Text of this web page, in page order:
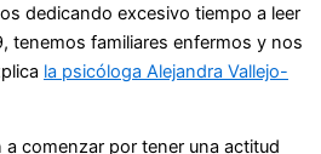
dedicando excesivo tiempo a leer
tenemos familiares enfermos y nos
la psicóloga Alejandra Vallejo-
comenzar por tener una actitud